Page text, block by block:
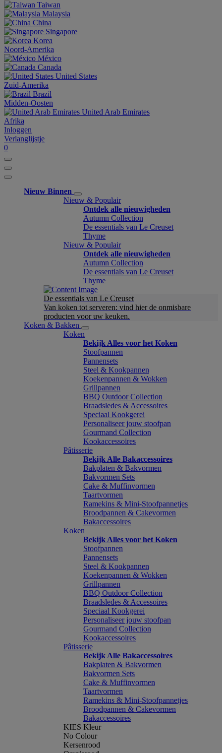
Taiwan
Malaysia
China
Singapore
Korea
Noord-Amerika
México
Canada
United States
Zuid-Amerika
Brazil
Midden-Oosten
United Arab Emirates
Afrika
Inloggen
Verlanglijstje
0
Nieuw Binnen
Nieuw & Populair
Ontdek alle nieuwigheden
Autumn Collection
De essentials van Le Creuset
Thyme
Nieuw & Populair
Ontdek alle nieuwigheden
Autumn Collection
De essentials van Le Creuset
Thyme
De essentials van Le Creuset
Van koken tot serveren: vind hier de onmisbare
producten voor uw keuken.
Koken & Bakken
Koken
Bekijk Alles voor het Koken
Stoofpannen
Pannensets
Steel & Kookpannen
Koekenpannen & Wokken
Grillpannen
BBQ Outdoor Collection
Braadsledes & Accessoires
Speciaal Kookgerei
Personaliseer jouw stoofpan
Gourmand Collection
Kookaccessoires
Pâtisserie
Bekijk Alle Bakaccessoires
Bakplaten & Bakvormen
Bakvormen Sets
Cake & Muffinvormen
Taartvormen
Ramekins & Mini-Stoofpannetjes
Broodpannen & Cakevormen
Bakaccessoires
Koken
Bekijk Alles voor het Koken
Stoofpannen
Pannensets
Steel & Kookpannen
Koekenpannen & Wokken
Grillpannen
BBQ Outdoor Collection
Braadsledes & Accessoires
Speciaal Kookgerei
Personaliseer jouw stoofpan
Gourmand Collection
Kookaccessoires
Pâtisserie
Bekijk Alle Bakaccessoires
Bakplaten & Bakvormen
Bakvormen Sets
Cake & Muffinvormen
Taartvormen
Ramekins & Mini-Stoofpannetjes
Broodpannen & Cakevormen
Bakaccessoires
KIES Kleur
No Colour
Kersenrood